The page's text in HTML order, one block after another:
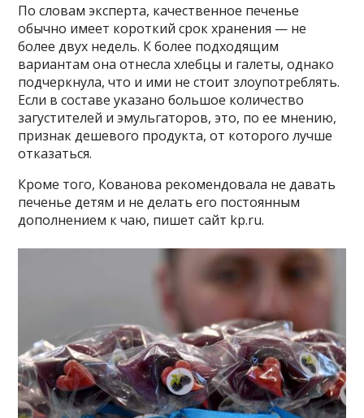
По словам эксперта, качественное печенье
обычно имеет короткий срок хранения — не
более двух недель. К более подходящим
вариантам она отнесла хлебцы и галеты, однако
подчеркнула, что и ими не стоит злоупотреблять.
Если в составе указано большое количество
загустителей и эмульгаторов, это, по ее мнению,
признак дешевого продукта, от которого лучше
отказаться.
Кроме того, Кованова рекомендовала не давать
печенье детям и не делать его постоянным
дополнением к чаю, пишет сайт kp.ru.